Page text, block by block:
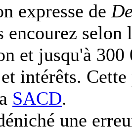
expresse de
encourez
et jusqu'à 300
intérêts. Cette
SACD.
une